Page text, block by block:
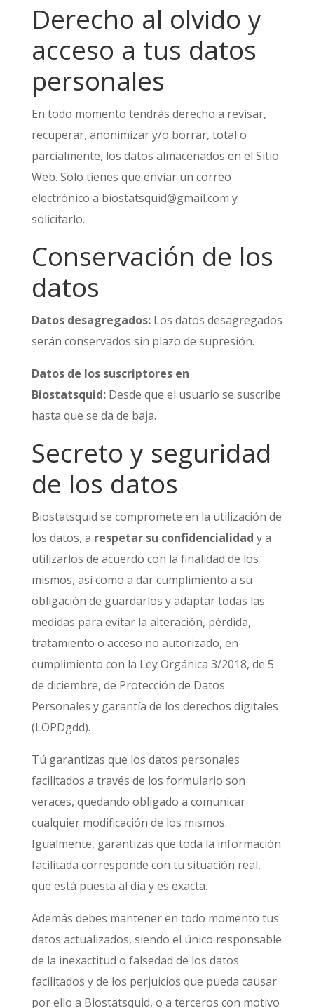
Derecho al olvido y
acceso a tus datos
personales
En todo momento tendrás derecho a revisar,
recuperar, anonimizar y/o borrar, total o
parcialmente, los datos almacenados en el Sitio
Web. Solo tienes que enviar un correo
electrónico a biostatsquid@gmail.com y
solicitarlo.
Conservación de los
datos
Datos desagregados:Los datos desagregados
serán conservados sin plazo de supresión.
Datos de los suscriptores en
Biostatsquid:Desde que el usuario se suscribe
hasta que se da de baja.
Secreto y seguridad
de los datos
Biostatsquid se compromete en la utilización de
los datos, a respetar su confidencialidad y a
utilizarlos de acuerdo con la finalidad de los
mismos, así como a dar cumplimiento a su
obligación de guardarlos y adaptar todas las
medidas para evitar la alteración, pérdida,
tratamiento o acceso no autorizado, en
cumplimiento con la Ley Orgánica 3/2018, de 5
de diciembre, de Protección de Datos
Personales y garantía de los derechos digitales
(LOPDgdd).
Tú garantizas que los datos personales
facilitados a través de los formulario son
veraces, quedando obligado a comunicar
cualquier modificación de los mismos.
Igualmente, garantizas que toda la información
facilitada corresponde con tu situación real,
que está puesta al día y es exacta.
Además debes mantener en todo momento tus
datos actualizados, siendo el único responsable
de la inexactitud o falsedad de los datos
facilitados y de los perjuicios que pueda causar
por ello a Biostatsquid, o a terceros con motivo